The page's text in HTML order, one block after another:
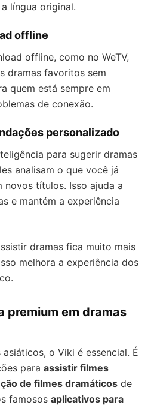
língua original.
offline
offline, como no WeTV,
dramas favoritos sem
quem está sempre em
de conexão.
personalizado
para sugerir dramas
analisam o que você já
novos títulos. Isso ajuda a
e mantém a experiência
dramas fica muito mais
melhora a experiência dos
premium em dramas
o Viki é essencial. É
para assistir filmes
de filmes dramáticos de
famosos aplicativos para